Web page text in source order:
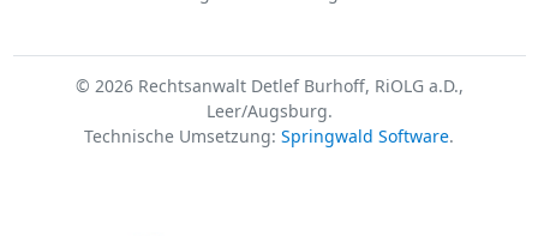
© 2026 Rechtsanwalt Detlef Burhoff, RiOLG a.D.,
Leer/Augsburg.
Technische Umsetzung: Springwald Software.